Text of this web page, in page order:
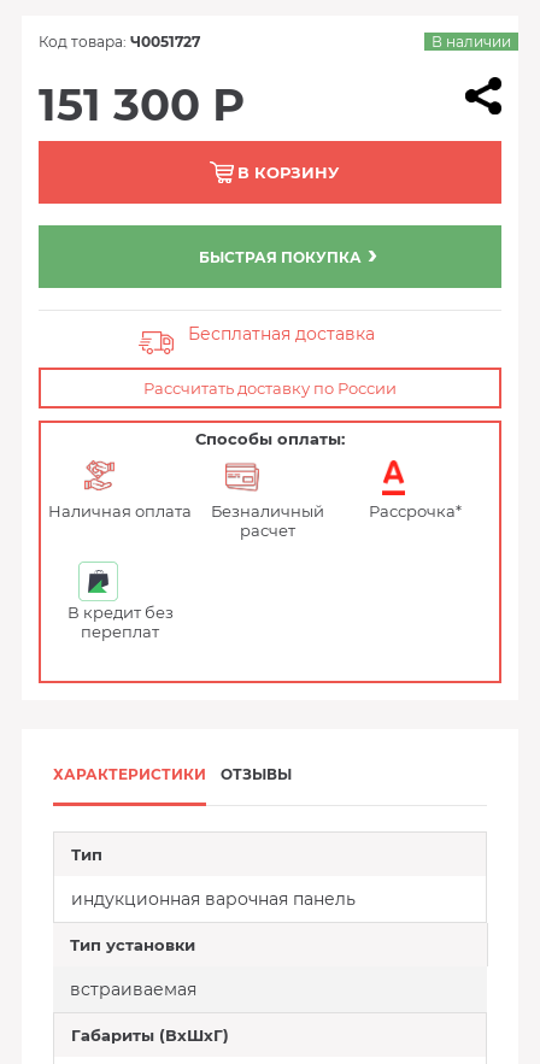
Код товара: Ч0051727 В наличии
151 300 Р
В КОРЗИНУ
БЫСТРАЯ ПОКУПКА
Бесплатная доставка
Рассчитать доставку по России
Способы оплаты:
Наличная оплата
Безналичный
расчет
Рассрочка*
В кредит без
переплат
ХАРАКТЕРИСТИКИ ОТЗЫВЫ
Тип
индукционная варочная панель
Тип установки
встраиваемая
Габариты (ВхШхГ)